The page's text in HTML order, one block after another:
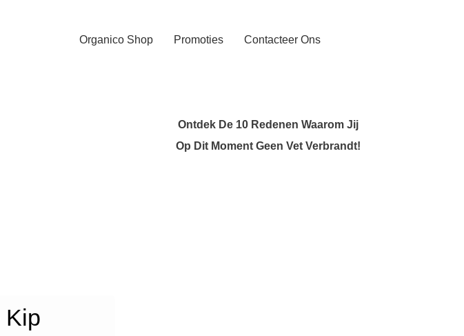
Organico Shop Promoties Contacteer Ons
Kip
Ontdek De 10 Redenen Waarom Jij
Op Dit Moment Geen Vet Verbrandt!